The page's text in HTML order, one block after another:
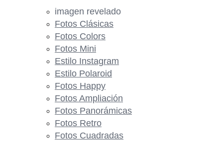
imagen revelado
Fotos Clásicas
Fotos Colors
Fotos Mini
Estilo Instagram
Estilo Polaroid
Fotos Happy
Fotos Ampliación
Fotos Panorámicas
Fotos Retro
Fotos Cuadradas